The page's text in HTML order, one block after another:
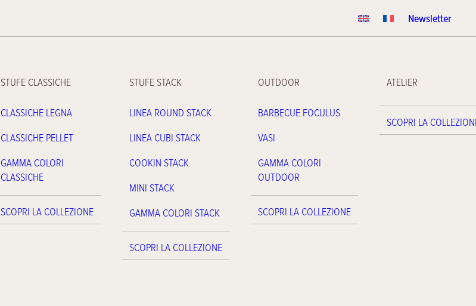
Newsletter
STUFE CLASSICHE
CLASSICHE LEGNA
CLASSICHE PELLET
GAMMA COLORI
CLASSICHE
SCOPRI LA COLLEZIONE
STUFE STACK
LINEA ROUND STACK
LINEA CUBI STACK
COOKIN STACK
MINI STACK
GAMMA COLORI STACK
SCOPRI LA COLLEZIONE
OUTDOOR
BARBECUE FOCULUS
VASI
GAMMA COLORI
OUTDOOR
SCOPRI LA COLLEZIONE
ATELIER
SCOPRI LA